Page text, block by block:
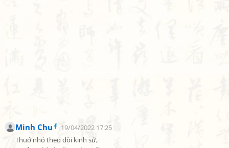
Minh Chu
19/04/2022 17:25
Thuở nhỏ theo đòi kinh sử,